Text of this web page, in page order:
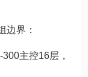
边界：
主控16层，